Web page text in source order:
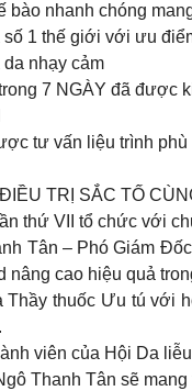
bào nhanh chóng
1 thế giới với ưu
nhạy cảm
7 NGÀY đã được
tư vấn liệu trình
TRỊ SẮC TỐ
thứ VII tổ chức với
Tân – Phó Giám
nâng cao hiệu quả
Thầy thuốc Ưu tú với
viên của Hội Da
Thanh Tân sẽ